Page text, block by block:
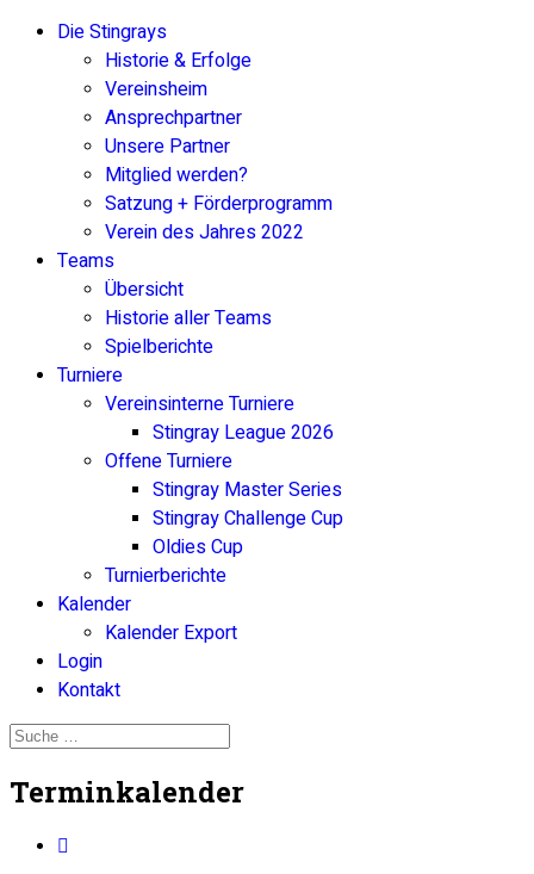
Die Stingrays
Historie & Erfolge
Vereinsheim
Ansprechpartner
Unsere Partner
Mitglied werden?
Satzung + Förderprogramm
Verein des Jahres 2022
Teams
Übersicht
Historie aller Teams
Spielberichte
Turniere
Vereinsinterne Turniere
Stingray League 2026
Offene Turniere
Stingray Master Series
Stingray Challenge Cup
Oldies Cup
Turnierberichte
Kalender
Kalender Export
Login
Kontakt
Terminkalender